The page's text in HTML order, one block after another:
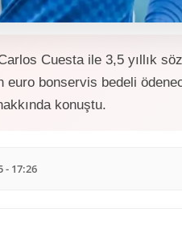
Cuesta ile 3,5 yıllık
euro bonservis bedeli
konuştu.
- 17:26